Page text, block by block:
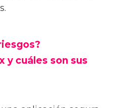
y cuáles son sus